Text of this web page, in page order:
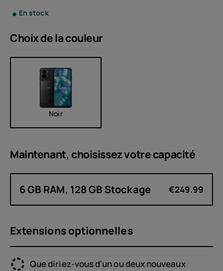
En stock
Choix de lacouleur
Noir
Maintenant, choisissez votrecapacité
6 GB RAM, 128 GB Stockage €249.99
Extensions optionnelles
Que diriez-vous d'un ou deux nouveaux